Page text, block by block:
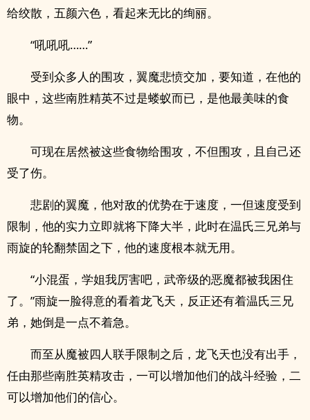
给绞散，五颜六色，看起来无比的绚丽。
“吼吼吼……”
受到众多人的围攻，翼魔悲愤交加，要知道，在他的
眼中，这些南胜精英不过是蝼蚁而已，是他最美味的食
物。
可现在居然被这些食物给围攻，不但围攻，且自己还
受了伤。
悲剧的翼魔，他对敌的优势在于速度，一但速度受到
限制，他的实力立即就将下降大半，此时在温氏三兄弟与
雨旋的轮翻禁固之下，他的速度根本就无用。
“小混蛋，学姐我厉害吧，武帝级的恶魔都被我困住
了。”雨旋一脸得意的看着龙飞天，反正还有着温氏三兄
弟，她倒是一点不着急。
而至从魔被四人联手限制之后，龙飞天也没有出手，
任由那些南胜英精攻击，一可以增加他们的战斗经验，二
可以增加他们的信心。